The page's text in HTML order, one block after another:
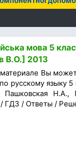
мова 5
В.О.] 2013
Вы
русскому языку
Пашковская
/ ГДЗ / Ответы /